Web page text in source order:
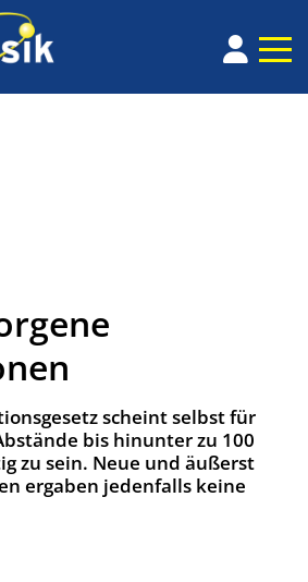
scheint selbst für
bis hinunter zu 100
zu sein. Neue und äußerst
ergaben jedenfalls keine